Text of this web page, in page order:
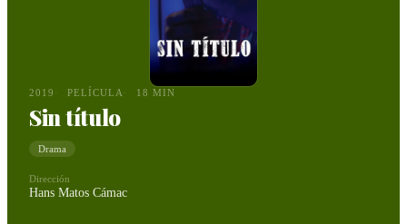
2019 PELÍCULA 18 MIN
Sin título
Drama
Dirección
Hans Matos Cámac